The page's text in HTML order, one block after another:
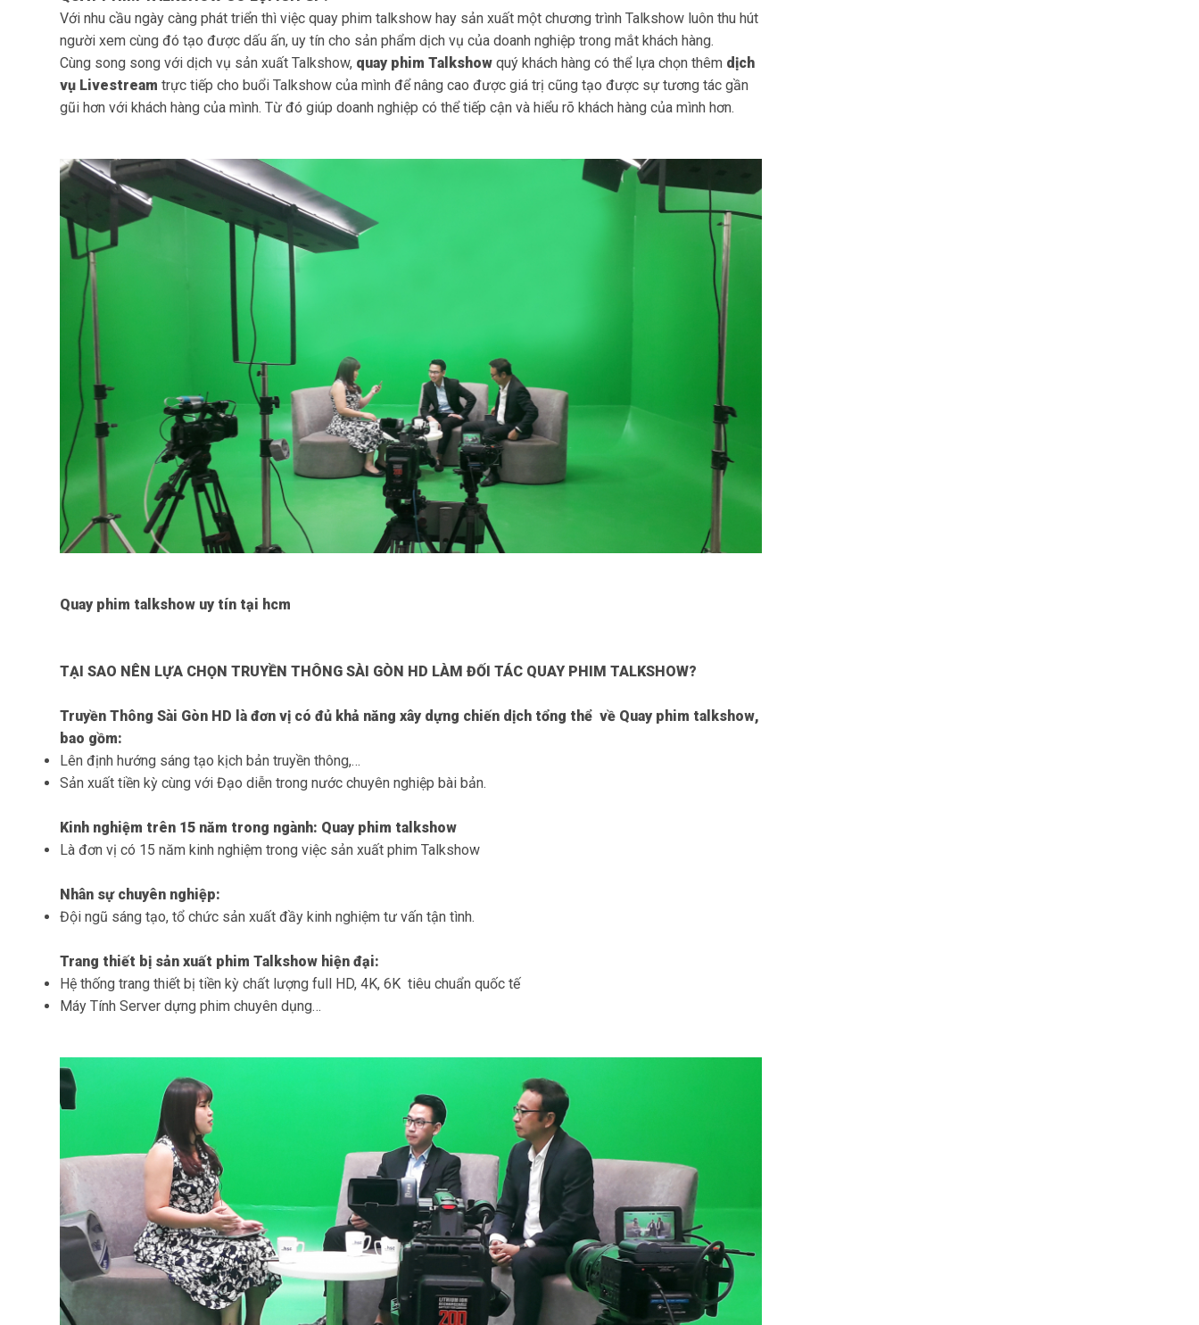
Với nhu cầu ngày càng phát triển thì việc quay phim talkshow hay sản xuất một chương trình Talkshow luôn thu hút
người xem cùng đó tạo được dấu ấn, uy tín cho sản phẩm dịch vụ của doanh nghiệp trong mắt khách hàng.
Cùng song song với dịch vụ sản xuất Talkshow, quay phim Talkshow quý khách hàng có thể lựa chọn thêm dịch
vụ Livestream trực tiếp cho buổi Talkshow của mình để nâng cao được giá trị cũng tạo được sự tương tác gần
gũi hơn với khách hàng của mình. Từ đó giúp doanh nghiệp có thể tiếp cận và hiểu rõ khách hàng của mình hơn.
Quay phim talkshow uy tín tại hcm
TẠI SAO NÊN LỰA CHỌN TRUYỀN THÔNG SÀI GÒN HD LÀM ĐỐI TÁC QUAY PHIM TALKSHOW?
Truyền Thông Sài Gòn HD là đơn vị có đủ khả năng xây dựng chiến dịch tổng thể về Quay phim talkshow,
bao gồm:
Lên định hướng sáng tạo kịch bản truyền thông,…
Sản xuất tiền kỳ cùng với Đạo diễn trong nước chuyên nghiệp bài bản.
Kinh nghiệm trên 15 năm trong ngành: Quay phim talkshow
Là đơn vị có 15 năm kinh nghiệm trong việc sản xuất phim Talkshow
Nhân sự chuyên nghiệp:
Đội ngũ sáng tạo, tổ chức sản xuất đầy kinh nghiệm tư vấn tận tình.
Trang thiết bị sản xuất phim Talkshow hiện đại:
Hệ thống trang thiết bị tiền kỳ chất lượng full HD, 4K, 6K tiêu chuẩn quốc tế
Máy Tính Server dựng phim chuyên dụng…